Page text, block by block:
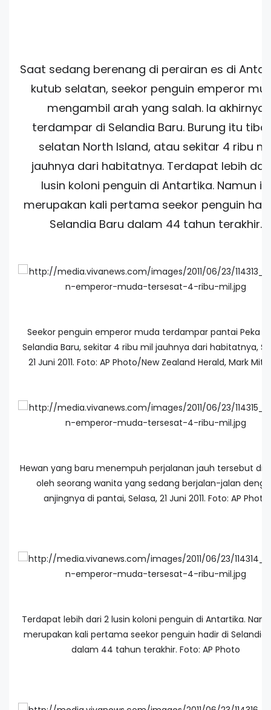
Saat sedang berenang di perairan es di
kutub selatan, seekor penguin emperor
mengambil arah yang salah. Ia akhirnya
terdampar di Selandia Baru. Burung itu tiba
selatan North Island, atau sekitar 4 ribu
jauhnya dari habitatnya. Terdapat lebih
lusin koloni penguin di Antartika. Namun ini
merupakan kali pertama seekor penguin
Selandia Baru dalam 44 tahun terakhir.
Seekor penguin emperor muda terdampar pantai Peka
Selandia Baru, sekitar 4 ribu mil jauhnya dari habitatnya,
21 Juni 2011. Foto: AP Photo/New Zealand Herald, Mark
Hewan yang baru menempuh perjalanan jauh tersebut
oleh seorang wanita yang sedang berjalan-jalan
anjingnya di pantai, Selasa, 21 Juni 2011. Foto: AP Photo
Terdapat lebih dari 2 lusin koloni penguin di Antartika.
merupakan kali pertama seekor penguin hadir di Selandia
dalam 44 tahun terakhir. Foto: AP Photo